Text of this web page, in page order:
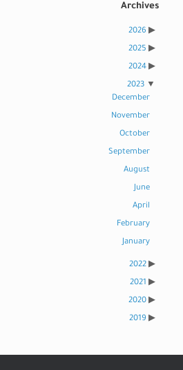
Archives
2026
2025
2024
2023
December
November
October
September
August
June
April
February
January
2022
2021
2020
2019